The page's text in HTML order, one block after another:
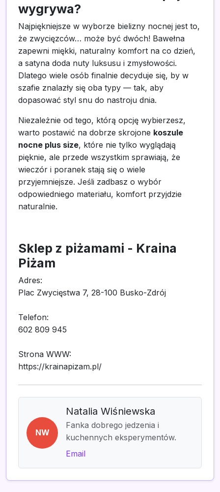
wygrywa?
Najpiękniejsze w wyborze bielizny nocnej jest to,
że zwycięzców… może być dwóch! Bawełna
zapewni miękki, naturalny komfort na co dzień,
a satyna doda nuty luksusu i zmysłowości.
Dlatego wiele osób finalnie decyduje się, by w
szafie znalazły się oba typy — tak, aby
dopasować styl snu do nastroju dnia.
Niezależnie od tego, którą opcję wybierzesz,
warto postawić na dobrze skrojone koszule
nocne plus size, które nie tylko wyglądają
pięknie, ale przede wszystkim sprawiają, że
wieczór i poranek stają się o wiele
przyjemniejsze. Jeśli zadbasz o wybór
odpowiedniego materiału, komfort przyjdzie
naturalnie.
Sklep z piżamami - Kraina
Piżam
Adres:
Plac Zwycięstwa 7, 28-100 Busko-Zdrój
Telefon:
602 809 945
Strona WWW:
https://krainapizam.pl/
NW
Natalia Wiśniewska
Fanka dobrego jedzenia i
kuchennych eksperymentów.
Email